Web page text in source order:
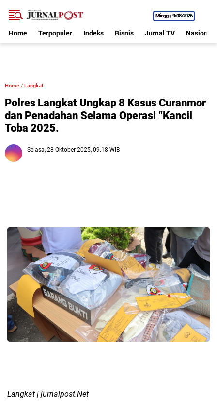
Minggu 9•08•2026
Home Terpopuler Indeks Bisnis Jurnal TV Nasional
Home / Langkat
Polres Langkat Ungkap 8 Kasus Curanmor
dan Penadahan Selama Operasi “Kancil
Toba 2025.
Selasa, 28 Oktober 2025, 09.18 WIB
Langkat | jurnalpost.Net